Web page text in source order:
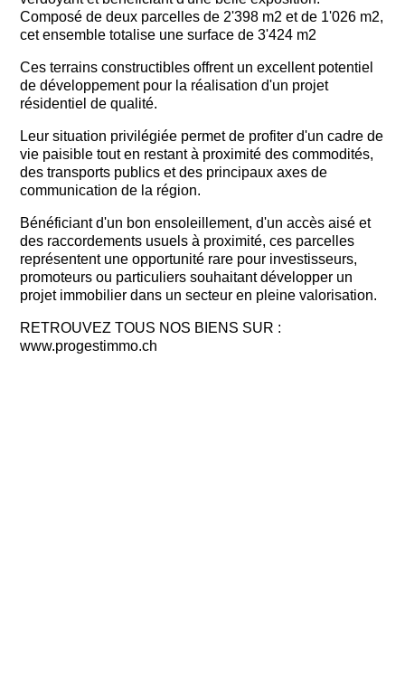
Composé de deux parcelles de 2'398 m2 et de 1'026 m2,
cet ensemble totalise une surface de 3'424 m2
Ces terrains constructibles offrent un excellent potentiel
de développement pour la réalisation d'un projet
résidentiel de qualité.
Leur situation privilégiée permet de profiter d'un cadre de
vie paisible tout en restant à proximité des commodités,
des transports publics et des principaux axes de
communication de la région.
Bénéficiant d'un bon ensoleillement, d'un accès aisé et
des raccordements usuels à proximité, ces parcelles
représentent une opportunité rare pour investisseurs,
promoteurs ou particuliers souhaitant développer un
projet immobilier dans un secteur en pleine valorisation.
RETROUVEZ TOUS NOS BIENS SUR :
www.progestimmo.ch